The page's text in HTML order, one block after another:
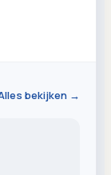
bekijken →